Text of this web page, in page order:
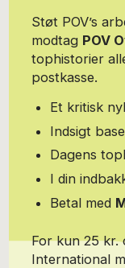
Støt POV’s
modtag POV
tophistorier
postkasse.
Et kritisk
Indsigt
Dagens
I din
Betal med
For kun 25 kr.
International